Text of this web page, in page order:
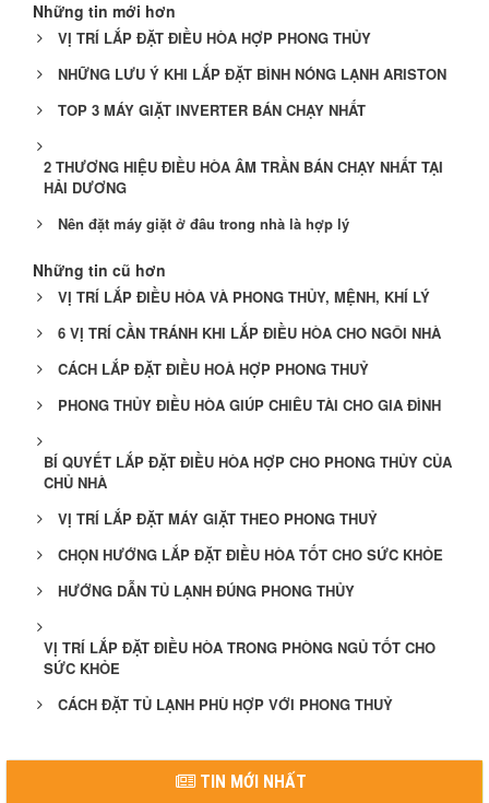
Những tin mới hơn
VỊ TRÍ LẮP ĐẶT ĐIỀU HÒA HỢP PHONG THỦY
NHỮNG LƯU Ý KHI LẮP ĐẶT BÌNH NÓNG LẠNH ARISTON
TOP 3 MÁY GIẶT INVERTER BÁN CHẠY NHẤT
2 THƯƠNG HIỆU ĐIỀU HÒA ÂM TRẦN BÁN CHẠY NHẤT TẠI
HẢI DƯƠNG
Nên đặt máy giặt ở đâu trong nhà là hợp lý
Những tin cũ hơn
VỊ TRÍ LẮP ĐIỀU HÒA VÀ PHONG THỦY, MỆNH, KHÍ LÝ
6 VỊ TRÍ CẦN TRÁNH KHI LẮP ĐIỀU HÒA CHO NGÔI NHÀ
CÁCH LẮP ĐẶT ĐIỀU HOÀ HỢP PHONG THUỶ
PHONG THỦY ĐIỀU HÒA GIÚP CHIÊU TÀI CHO GIA ĐÌNH
BÍ QUYẾT LẮP ĐẶT ĐIỀU HÒA HỢP CHO PHONG THỦY CỦA
CHỦ NHÀ
VỊ TRÍ LẮP ĐẶT MÁY GIẶT THEO PHONG THUỶ
CHỌN HƯỚNG LẮP ĐẶT ĐIỀU HÒA TỐT CHO SỨC KHỎE
HƯỚNG DẪN TỦ LẠNH ĐÚNG PHONG THỦY
VỊ TRÍ LẮP ĐẶT ĐIỀU HÒA TRONG PHÒNG NGỦ TỐT CHO
SỨC KHỎE
CÁCH ĐẶT TỦ LẠNH PHÙ HỢP VỚI PHONG THUỶ
TIN MỚI NHẤT